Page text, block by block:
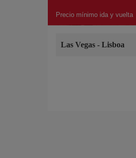
Precio mínimo ida y vuelta
Las Vegas - Lisboa